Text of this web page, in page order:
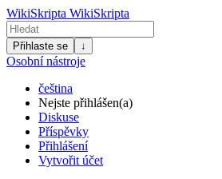
WikiSkripta WikiSkripta
Přihlaste se ↓
Osobní nástroje
čeština
Nejste přihlášen(a)
Diskuse
Příspěvky
Přihlášení
Vytvořit účet